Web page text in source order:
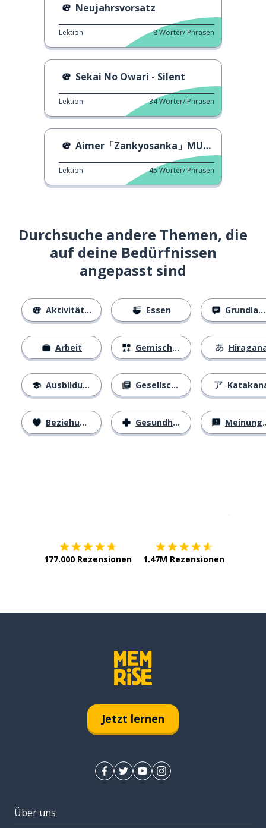
Neujahrsvorsatz
Lektion 8Wörter/ Phrasen
Sekai No Owari - Silent
Lektion 34Wörter/ Phrasen
Aimer「Zankyosanka」MUSIKVIDEO (Demon Slayer)
Lektion 45Wörter/ Phrasen
Durchsuche andere Themen, die
auf deine Bedürfnissen
angepasst sind
Aktivitäten
Arbeit
Ausbildung
Beziehungen
Essen
Gemischtes
Gesellschaft
Gesundheit
Grundlagen
Meinungen
177.000 Rezensionen 1.47M Rezensionen
Jetzt lernen
Über uns